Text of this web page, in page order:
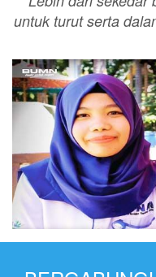
untuk turut serta